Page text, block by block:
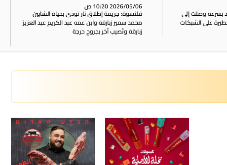
بسرعة وصلت إلى
2026/05/06 10:20 ص
قلنسوة: جريمة إطلاق نار تودي بحياة الشابين
محمد سمير زبارقة وابن عمه عبد الكريم عبد العزيز
زبارقة وتُصيب آخر بجروح حرجة